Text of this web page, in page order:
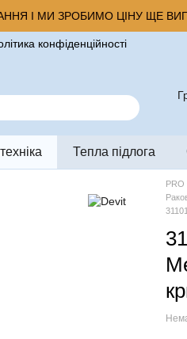
І МИ ЗРОБИМО ЦІНУ ЩЕ
конфіденційності
Тепла підлога
PRO